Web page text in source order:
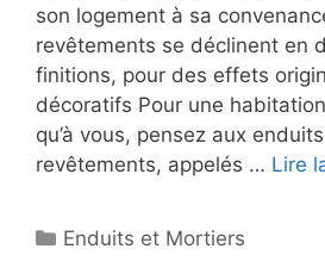
son logement à sa
revêtements se déclinent en
finitions, pour des effets
décoratifs Pour une
qu’à vous, pensez aux
revêtements, appelés … Lire
Catégories
Enduits et Mortiers